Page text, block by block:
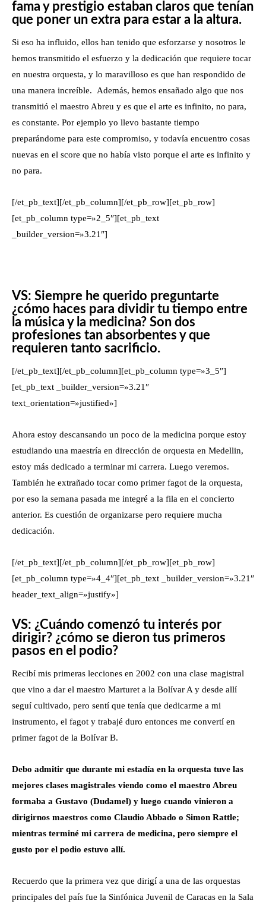
fama y prestigio estaban claros que tenían
que poner un extra para estar a la altura.
Si eso ha influido, ellos han tenido que esforzarse y nosotros le
hemos transmitido el esfuerzo y la dedicación que requiere tocar
en nuestra orquesta, y lo maravilloso es que han respondido de
una manera increíble. Además, hemos ensañado algo que nos
transmitió el maestro Abreu y es que el arte es infinito, no para,
es constante. Por ejemplo yo llevo bastante tiempo
preparándome para este compromiso, y todavía encuentro cosas
nuevas en el score que no había visto porque el arte es infinito y
no para.
[/et_pb_text][/et_pb_column][/et_pb_row][et_pb_row]
[et_pb_column type=»2_5″][et_pb_text
_builder_version=»3.21″]
VS: Siempre he querido preguntarte
¿cómo haces para dividir tu tiempo entre
la música y la medicina? Son dos
profesiones tan absorbentes y que
requieren tanto sacrificio.
[/et_pb_text][/et_pb_column][et_pb_column type=»3_5″]
[et_pb_text _builder_version=»3.21″
text_orientation=»justified»]
Ahora estoy descansando un poco de la medicina porque estoy
estudiando una maestría en dirección de orquesta en Medellin,
estoy más dedicado a terminar mi carrera. Luego veremos.
También he extrañado tocar como primer fagot de la orquesta,
por eso la semana pasada me integré a la fila en el concierto
anterior. Es cuestión de organizarse pero requiere mucha
dedicación.
[/et_pb_text][/et_pb_column][/et_pb_row][et_pb_row]
[et_pb_column type=»4_4″][et_pb_text _builder_version=»3.21″
header_text_align=»justify»]
VS: ¿Cuándo comenzó tu interés por
dirigir? ¿cómo se dieron tus primeros
pasos en el podio?
Recibí mis primeras lecciones en 2002 con una clase magistral
que vino a dar el maestro Marturet a la Bolívar A y desde allí
seguí cultivado, pero sentí que tenía que dedicarme a mi
instrumento, el fagot y trabajé duro entonces me convertí en
primer fagot de la Bolívar B.
Debo admitir que durante mi estadía en la orquesta tuve las
mejores clases magistrales viendo como el maestro Abreu
formaba a Gustavo (Dudamel) y luego cuando vinieron a
dirigirnos maestros como Claudio Abbado o Simon Rattle;
mientras terminé mi carrera de medicina, pero siempre el
gusto por el podio estuvo allí.
Recuerdo que la primera vez que dirigí a una de las orquestas
principales del país fue la Sinfónica Juvenil de Caracas en la Sala